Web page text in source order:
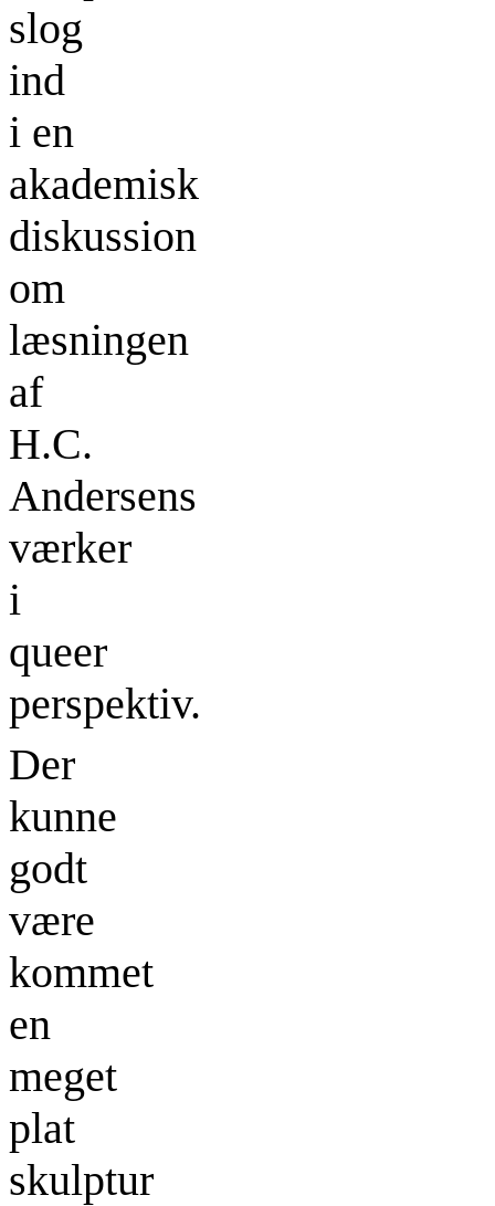
slog
ind
i en
akademisk
diskussion
om
læsningen
af
H.C.
Andersens
værker
i
queer
perspektiv.
Der
kunne
godt
være
kommet
en
meget
plat
skulptur